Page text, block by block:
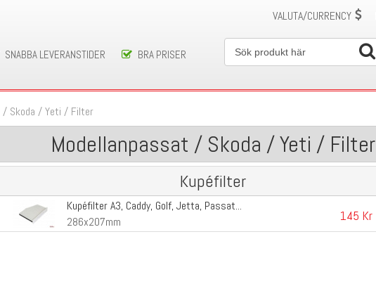
VALUTA/CURRENCY
SNABBA LEVERANSTIDER BRA PRISER
/ Skoda /Yeti / Filter
Modellanpassat / Skoda / Yeti / Filter
Kupéfilter
Kupéfilter A3, Caddy, Golf, Jetta, Passat...
286x207mm
145 Kr